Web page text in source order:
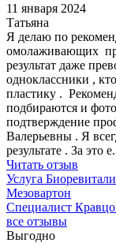
11 января 2024
Татьяна
Я делаю по
омолаживающих
результат даже
одноклассники ,
пластику .
подбираются и
подтверждение
Валерьевны . Я
результате . За это е
Читать отзыв
Услуга
Мезовартон
Специалист
все отзывы
Выгодно